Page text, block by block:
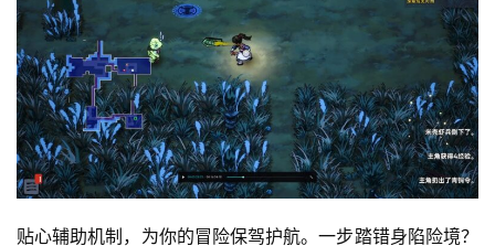
游
戏
单
机
游
戏
休
贴心辅助机制，为你的冒险保驾护航。一步踏错身陷险境？